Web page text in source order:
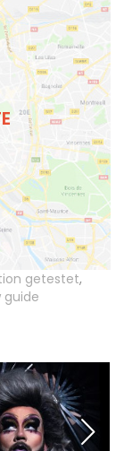
getestet,
guide